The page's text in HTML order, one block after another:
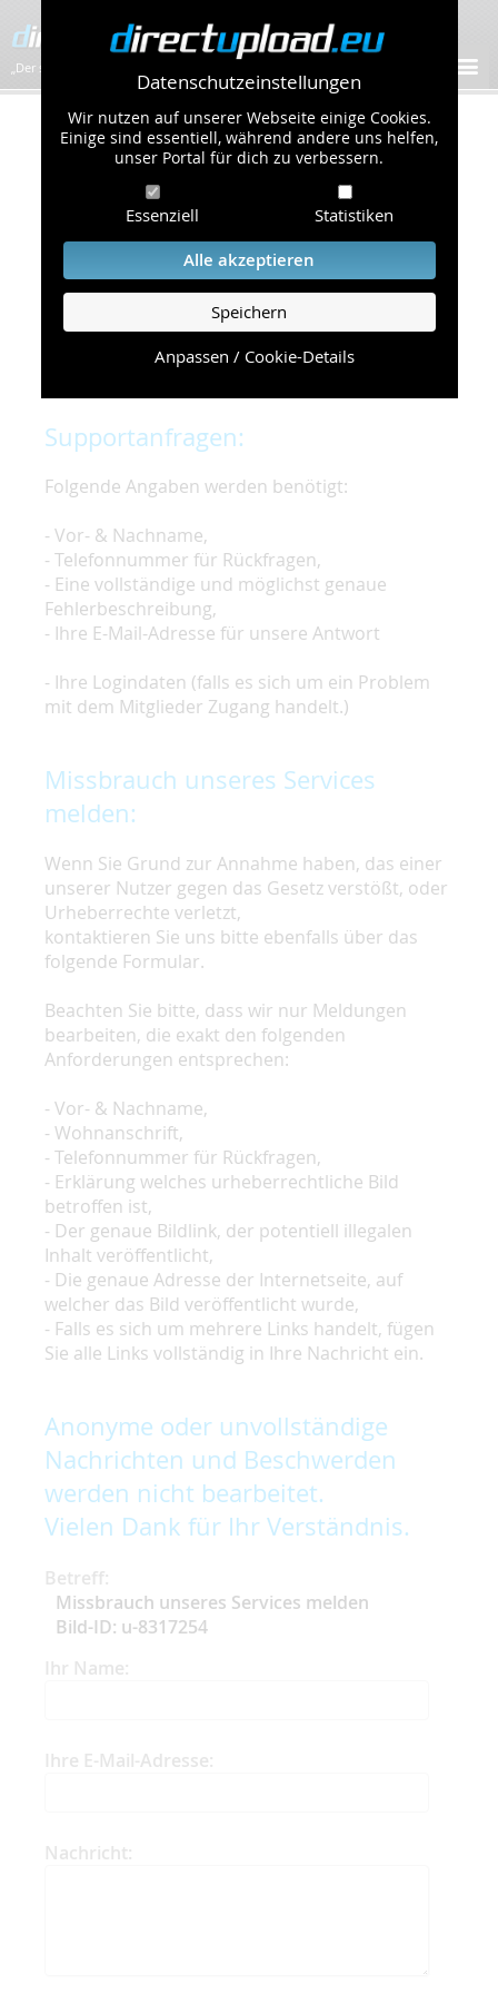
Datenschutzeinstellungen
Wir nutzen auf unserer Webseite einige Cookies.
Einige sind essentiell, während andere uns helfen,
unser Portal für dich zu verbessern.
Essenziell Statistiken
Alle akzeptieren
Speichern
Anpassen / Cookie-Details
„Der schnellste Bilder-Hoster im Web!”
Kontakt & Support
Um eine schnelle und unkomplizierte
Bearbeitung Ihres Problems zu gewährleisten,
bitten wir Sie,
folgende Punkte zu beachten und einzuhalten.
Die schnellste Hilfe finden Sie auf unserer
Seite, die die häufig gestellten Fragen
Supportanfragen:
Folgende Angaben werden benötigt:
- Vor- & Nachname,
- Telefonnummer für Rückfragen,
- Eine vollständige und möglichst genaue
Fehlerbeschreibung,
- Ihre E-Mail-Adresse für unsere Antwort
- Ihre Logindaten (falls es sich um ein Problem
mit dem Mitglieder Zugang handelt.)
Missbrauch unseres Services
melden:
Wenn Sie Grund zur Annahme haben, das einer
unserer Nutzer gegen das Gesetz verstößt, oder
Urheberrechte verletzt,
kontaktieren Sie uns bitte ebenfalls über das
folgende Formular.
Beachten Sie bitte, dass wir nur Meldungen
bearbeiten, die exakt den folgenden
Anforderungen entsprechen:
- Vor- & Nachname,
- Wohnanschrift,
- Telefonnummer für Rückfragen,
- Erklärung welches urheberrechtliche Bild
betroffen ist,
- Der genaue Bildlink, der potentiell illegalen
Inhalt veröffentlicht,
- Die genaue Adresse der Internetseite, auf
welcher das Bild veröffentlicht wurde,
- Falls es sich um mehrere Links handelt, fügen
Sie alle Links vollständig in Ihre Nachricht ein.
Anonyme oder unvollständige
Nachrichten und Beschwerden
werden nicht bearbeitet.
Vielen Dank für Ihr Verständnis.
Betreff:
Missbrauch unseres Services melden
Bild-ID: u-8317254
Ihr Name:
Ihre E-Mail-Adresse:
Nachricht: